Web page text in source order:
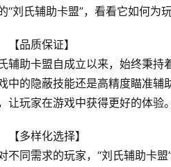
“刘氏辅助卡盟”，看看它如何为
【品质保证】
辅助卡盟自成立以来，始终秉持
中的隐蔽技能还是高精度瞄准辅
让玩家在游戏中获得更好的体验。
【多样化选择】
不同需求的玩家，“刘氏辅助卡